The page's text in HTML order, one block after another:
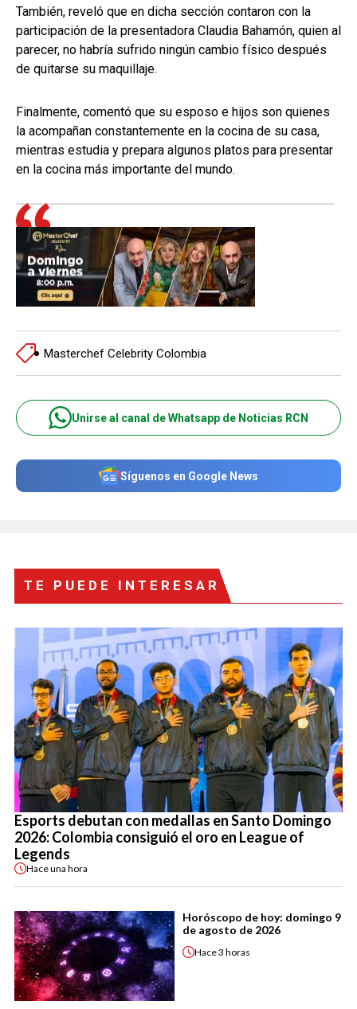
También, reveló que en dicha sección contaron con la
participación de la presentadora Claudia Bahamón, quien al
parecer, no habría sufrido ningún cambio físico después
de quitarse su maquillaje.
Finalmente, comentó que su esposo e hijos son quienes
la acompañan constantemente en la cocina de su casa,
mientras estudia y prepara algunos platos para presentar
en la cocina más importante del mundo.
Masterchef Celebrity Colombia
Unirse al canal de Whatsapp de Noticias RCN
Síguenos en Google News
TE PUEDE INTERESAR
Esports debutan con medallas en Santo Domingo
2026: Colombia consiguió el oro en League of
Legends
Haceuna hora
Horóscopo de hoy: domingo 9
de agosto de 2026
Hace3 horas